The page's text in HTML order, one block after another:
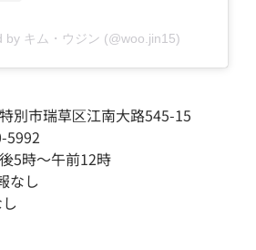
by キム・ウジン (@woo.jin15)
別市瑞草区江南大路545-15
5992
5時～午前12時
なし